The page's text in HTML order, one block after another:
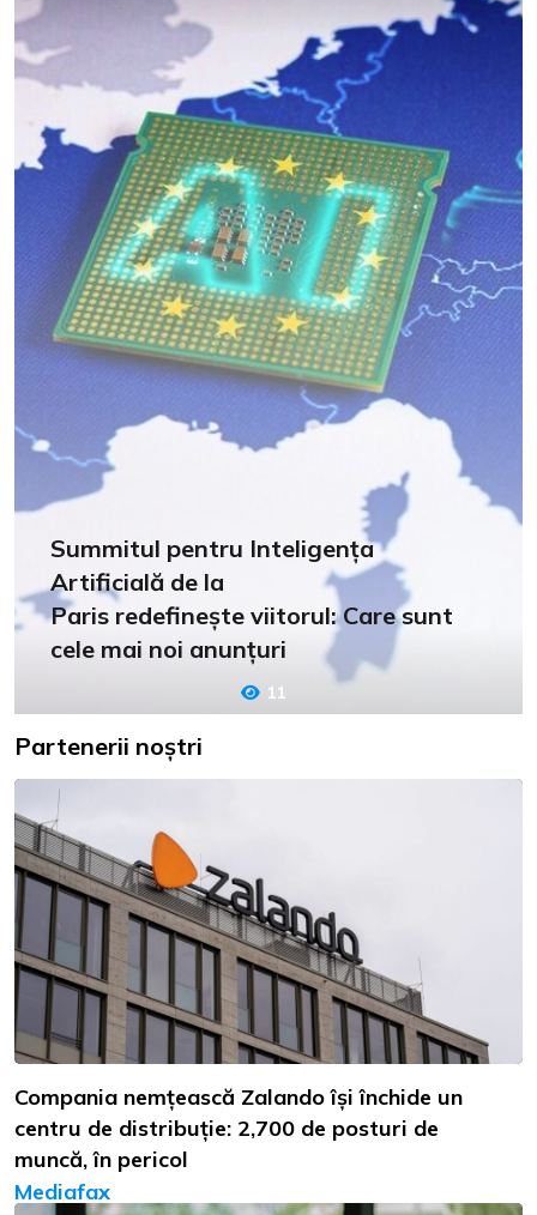
Summitul pentru Inteligența
Artificială de la
Paris redefinește viitorul: Care sunt
cele mai noi anunțuri
11
Partenerii noștri
Compania nemțească Zalando își închide un
centru de distribuție: 2,700 de posturi de
muncă, în pericol
Mediafax